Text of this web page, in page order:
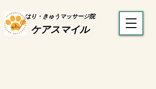
はり・きゅうマッサージ院
ケアスマイル